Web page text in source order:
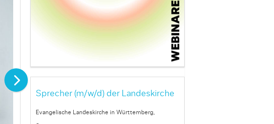
Sprecher (m/w/d) der Landeskirche
Evangelische Landeskirche in Württemberg,